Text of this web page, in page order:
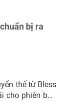
bị ra
thể từ Bless
cho phiên bản